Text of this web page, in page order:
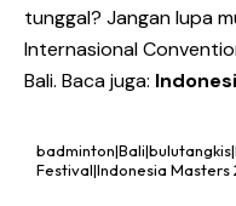
tunggal? Jangan lupa
Internasional
Bali. Baca juga:
Festival|Indonesia Masters